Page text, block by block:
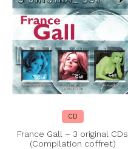
CD
France Gall – 3 original CDs
(Compilation coffret)